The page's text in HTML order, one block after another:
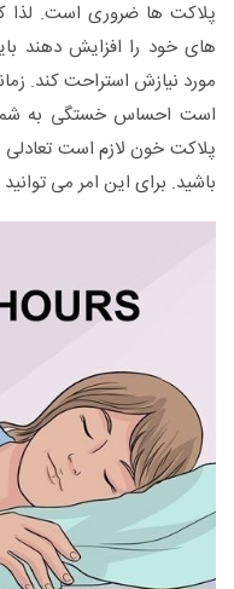
پلاکت ها ضروری است. لذا
های خود را افزایش دهند
مورد نیازش استراحت کند.
است احساس خستگی به
پلاکت خون لازم است
باشید. برای این امر می